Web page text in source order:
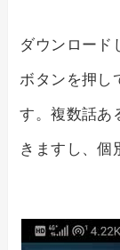
ダウンロード
ボタンを押し
す。複数話あ
きますし、個